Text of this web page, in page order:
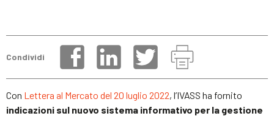
Condividi
Con Lettera al Mercato del 20 luglio 2022, l’IVASS ha fornito
indicazioni sul nuovo sistema informativo per la gestione